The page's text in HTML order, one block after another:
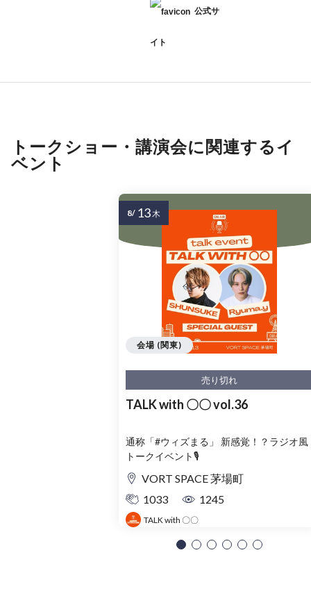
公式サ
イト
トークショー・講演会に関連するイ
ベント
売り切れ
TALK with 〇〇 vol.36
通称「#ウィズまる」 新感覚！？ラジオ風
トークイベント🎙️
VORT SPACE 茅場町
1033
1245
TALK with 〇〇
会場 (関東)
8/ 13木